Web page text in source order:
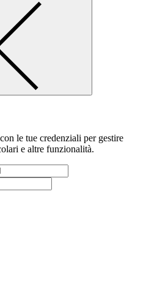
le tue credenziali per gestire
e altre funzionalità.